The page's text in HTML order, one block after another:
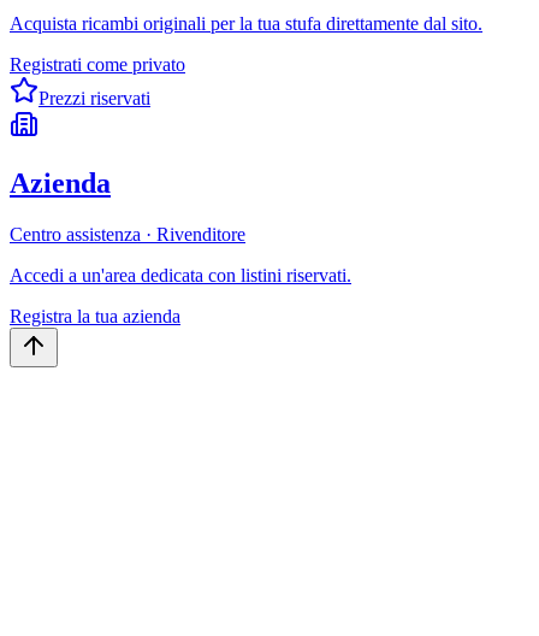
Acquista ricambi originali per la tua stufa direttamente dal sito.
Registrati come privato
Prezzi riservati
Azienda
Centro assistenza · Rivenditore
Accedi a un'area dedicata con listini riservati.
Registra la tua azienda